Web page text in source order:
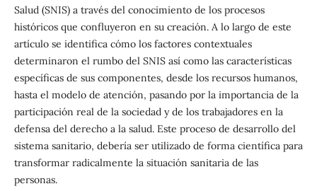
Salud (SNIS) a través del conocimiento de los procesos
históricos que confluyeron en su creación. A lo largo de este
artículo se identifica cómo los factores contextuales
determinaron el rumbo del SNIS así como las características
específicas de sus componentes, desde los recursos humanos,
hasta el modelo de atención, pasando por la importancia de la
participación real de la sociedad y de los trabajadores en la
defensa del derecho a la salud. Este proceso de desarrollo del
sistema sanitario, debería ser utilizado de forma científica para
transformar radicalmente la situación sanitaria de las
personas.